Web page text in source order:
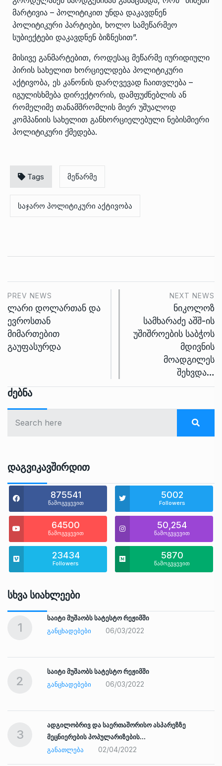
მარტივია – პოლიტიკით უნდა დაკავდნენ
პოლიტიკური პარტიები, ხოლო სამეწარმეო
სუბიექტები დაკავდნენ ბიზნესით”.
მისივე განმარტებით, როდესაც მეწარმე იურიდიული
პირის სახელით ხორციელდება პოლიტიკური
აქტივობა, ეს კანონის დარღვევად ჩაითვლება –
იგულისხმება დირექტორის, დამფუძნებლის ან
რომელიმე თანამშრომლის მიერ უშუალოდ
კომპანიის სახელით განხორციელებული ნებისმიერი
პოლიტიკური ქმედება.
Tags მეწარმე
საჯარო პოლიტიკური აქტივობა
PREV NEWS
ლარი დოლართან და
ევროსთან
მიმართებით
გაუფასურდა
NEXT NEWS
ნიკოლოზ
სამხარაძე აშშ-ის
უშიშროების საბჭოს
მდივნის
მოადგილეს
შეხვდა…
Ძებნა
Დაგვიკავშირდით
875541
წამოგვყევით
5002
Followers
64500
წამოგვყევით
50,254
წამოგვყევით
23434
Followers
5870
წამოგვყევით
Სხვა Სიახლეები
1
საიტი მუშაობს სატესტო რეჟიმში
ᲒᲐᲜᲪᲮᲐᲓᲔᲑᲔᲑᲘ
06/03/2022
2
საიტი მუშაობს სატესტო რეჟიმში
ᲒᲐᲜᲪᲮᲐᲓᲔᲑᲔᲑᲘ
06/03/2022
3
ადგილობრივ და საერთაშორისო ასპარეზზე
მეცნიერების პოპულარიზების…
ᲒᲐᲜᲐᲗᲚᲔᲑᲐ
02/04/2022